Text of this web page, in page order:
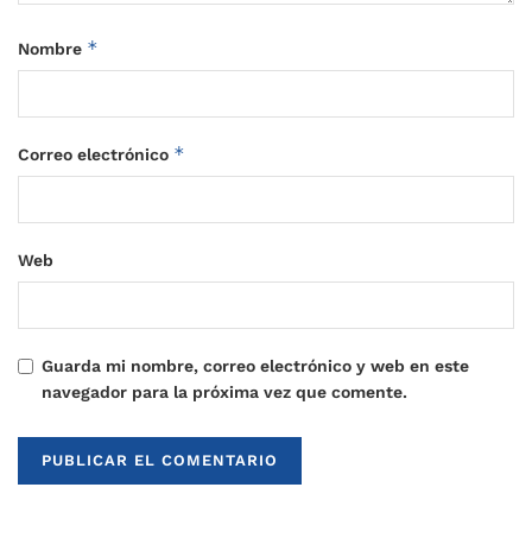
Nombre *
Correo electrónico *
Web
Guarda mi nombre, correo electrónico y web en este
navegador para la próxima vez que comente.